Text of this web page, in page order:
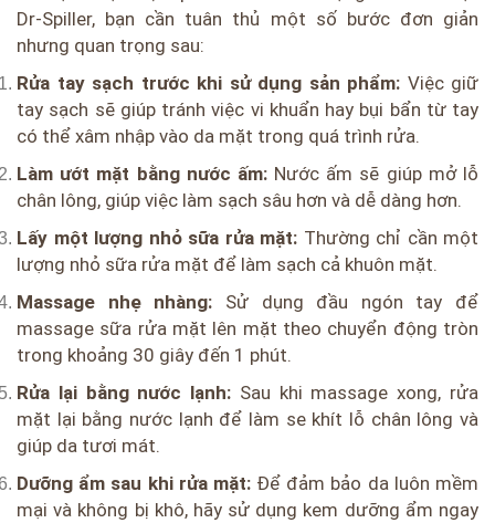
Dr-Spiller, bạn cần tuân thủ một số bước đơn giản
nhưng quan trọng sau:
Rửa tay sạch trước khi sử dụng sản phẩm: Việc giữ
tay sạch sẽ giúp tránh việc vi khuẩn hay bụi bẩn từ tay
có thể xâm nhập vào da mặt trong quá trình rửa.
Làm ướt mặt bằng nước ấm:Nước ấm sẽ giúp mở lỗ
chân lông, giúp việc làm sạch sâu hơn và dễ dàng hơn.
Lấy một lượng nhỏ sữa rửa mặt: Thường chỉ cần một
lượng nhỏ sữa rửa mặt để làm sạch cả khuôn mặt.
Massage nhẹ nhàng: Sử dụng đầu ngón tay để
massage sữa rửa mặt lên mặt theo chuyển động tròn
trong khoảng 30 giây đến 1 phút.
Rửa lại bằng nước lạnh: Sau khi massage xong, rửa
mặt lại bằng nước lạnh để làm se khít lỗ chân lông và
giúp da tươi mát.
Dưỡng ẩm sau khi rửa mặt:Để đảm bảo da luôn mềm
mại và không bị khô, hãy sử dụng kem dưỡng ẩm ngay